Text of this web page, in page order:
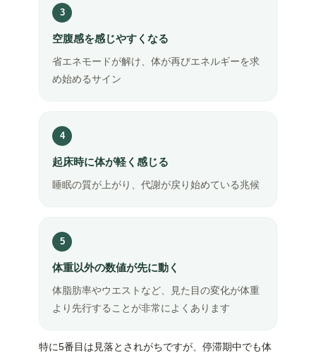
3
空腹感を感じやすくなる
省エネモードが解け、体が再びエネルギーを求
め始めるサイン
4
起床時に体が軽く感じる
睡眠の質が上がり、代謝が戻り始めている兆候
5
体重以外の数値が先に動く
体脂肪率やウエストなど、見た目の変化が体重
より先行することが非常によくあります
特に5番目は見落とされがちですが、停滞期中でも体